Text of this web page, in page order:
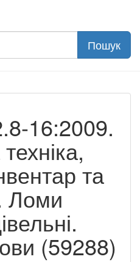
16:2009.
та
Ломи
(59288)